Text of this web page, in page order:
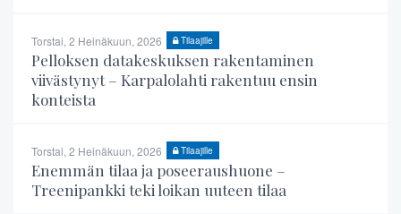
Torstai, 2 Heinäkuun, 2026 Tilaajille
Pelloksen datakeskuksen rakentaminen
viivästynyt – Karpalolahti rakentuu ensin
konteista
Torstai, 2 Heinäkuun, 2026 Tilaajille
Enemmän tilaa ja poseeraushuone –
Treenipankki teki loikan uuteen tilaa